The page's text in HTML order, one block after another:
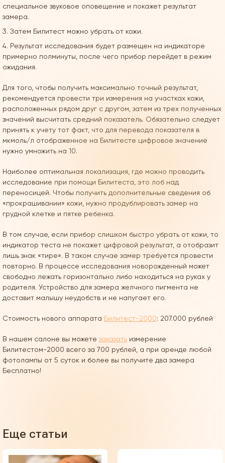
специальное звуковое оповещение и покажет результат
замера.
Затем Билитест можно убрать от кожи.
Результат исследования будет размещен на индикаторе
примерно полминуты, после чего прибор перейдет в режим
ожидания.
Для того, чтобы получить максимально точный результат,
рекомендуется провести три измерения на участках кожи,
расположенных рядом друг с другом, затем из трех полученных
значений высчитать средний показатель. Обязательно следует
принять к учету тот факт, что для перевода показателя в
мкмоль/л отображенное на Билитесте цифровое значение
нужно умножить на 10.
Наиболее оптимальная локализация, где можно проводить
исследование при помощи Билитеста, это лоб над
переносицей. Чтобы получить дополнительные сведения об
«прокрашивании» кожи, нужно продублировать замер на
грудной клетке и пятке ребенка.
В том случае, если прибор слишком быстро убрать от кожи, то
индикатор теста не покажет цифровой результат, а отобразит
лишь знак «тире». В таком случае замер требуется провести
повторно. В процессе исследования новорожденный может
свободно лежать горизонтально либо находиться на руках у
родителя. Устройство для замера желчного пигмента не
доставит малышу неудобств и не напугает его.
Стоимость нового аппарата Билитест-2000: 207.000 рублей
В нашем салоне вы можете заказать измерение
Билитестом-2000 всего за 700 рублей, а при аренде любой
фотолампы от 5 суток и более вы получите два замера
Бесплатно!
Еще статьи